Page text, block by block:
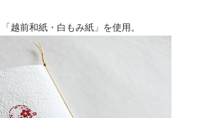
「越前和紙・白もみ紙」を使用。